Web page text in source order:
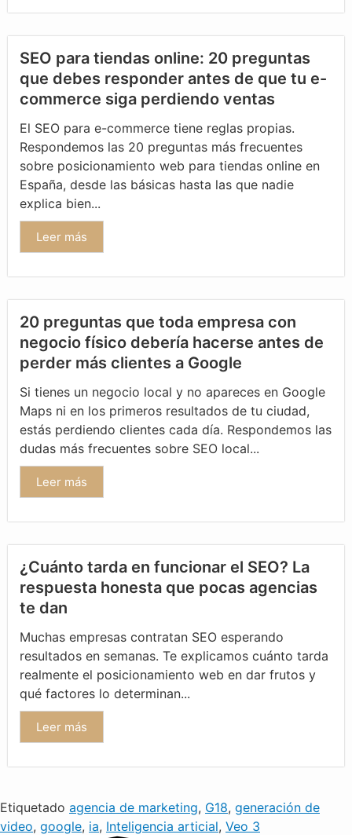
SEO para tiendas online: 20 preguntas
que debes responder antes de que tu e-
commerce siga perdiendo ventas
El SEO para e-commerce tiene reglas propias.
Respondemos las 20 preguntas más frecuentes
sobre posicionamiento web para tiendas online en
España, desde las básicas hasta las que nadie
explica bien...
Leer más
20 preguntas que toda empresa con
negocio físico debería hacerse antes de
perder más clientes a Google
Si tienes un negocio local y no apareces en Google
Maps ni en los primeros resultados de tu ciudad,
estás perdiendo clientes cada día. Respondemos las
dudas más frecuentes sobre SEO local...
Leer más
¿Cuánto tarda en funcionar el SEO? La
respuesta honesta que pocas agencias
te dan
Muchas empresas contratan SEO esperando
resultados en semanas. Te explicamos cuánto tarda
realmente el posicionamiento web en dar frutos y
qué factores lo determinan...
Leer más
Etiquetado agencia de marketing, G18, generación de
video, google, ia, Inteligencia articial, Veo 3